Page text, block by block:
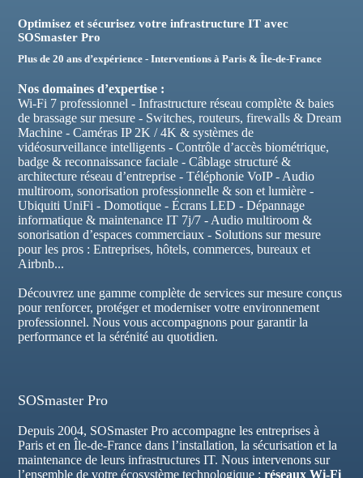
Optimisez et sécurisez votre infrastructure IT avec
SOSmaster Pro
Plus de 20 ans d’expérience - Interventions à Paris & Île-de-France
Nos domaines d’expertise :
Wi-Fi 7 professionnel - Infrastructure réseau complète & baies
de brassage sur mesure - Switches, routeurs, firewalls & Dream
Machine - Caméras IP 2K / 4K & systèmes de
vidéosurveillance intelligents - Contrôle d’accès biométrique,
badge & reconnaissance faciale - Câblage structuré &
architecture réseau d’entreprise - Téléphonie VoIP - Audio
multiroom, sonorisation professionnelle & son et lumière -
Ubiquiti UniFi - Domotique - Écrans LED - Dépannage
informatique & maintenance IT 7j/7 - Audio multiroom &
sonorisation d’espaces commerciaux - Solutions sur mesure
pour les pros : Entreprises, hôtels, commerces, bureaux et
Airbnb...
Découvrez une gamme complète de services sur mesure conçus
pour renforcer, protéger et moderniser votre environnement
professionnel. Nous vous accompagnons pour garantir la
performance et la sérénité au quotidien.
SOSmaster Pro
Depuis 2004, SOSmaster Pro accompagne les entreprises à
Paris et en Île-de-France dans l’installation, la sécurisation et la
maintenance de leurs infrastructures IT. Nous intervenons sur
l’ensemble de votre écosystème technologique :réseaux Wi-Fi